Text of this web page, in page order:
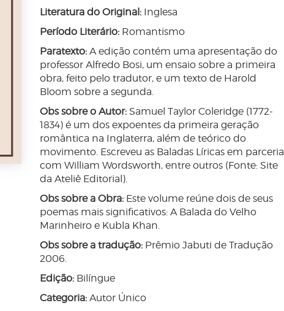
Literatura do Original:Inglesa
Período Literário:Romantismo
Paratexto:A edição contém uma apresentação do
professor Alfredo Bosi, um ensaio sobre a primeira
obra, feito pelo tradutor, e um texto de Harold
Bloom sobre a segunda.
Obs sobre o Autor:Samuel Taylor Coleridge (1772-
1834) é um dos expoentes da primeira geração
romântica na Inglaterra, além de teórico do
movimento. Escreveu as Baladas Líricas em parceria
com William Wordsworth, entre outros (Fonte: Site
da Ateliê Editorial).
Obs sobre a Obra:Este volume reúne dois de seus
poemas mais significativos: A Balada do Velho
Marinheiro e Kubla Khan.
Obs sobre a tradução:Prêmio Jabuti de Tradução
2006.
Edição:Bilíngue
Categoria:Autor Único